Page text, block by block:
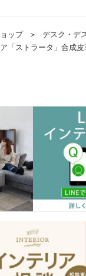
ップ ＞ デスク・デ
「ストラータ」合成